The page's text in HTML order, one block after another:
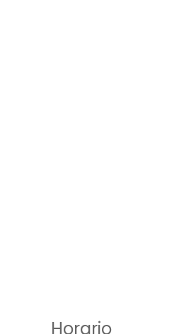
Horario